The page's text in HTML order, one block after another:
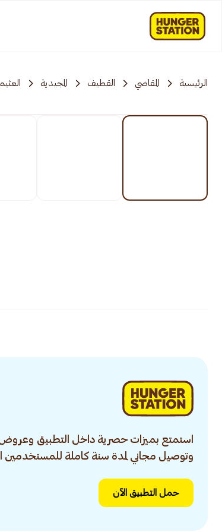
الرئيسية المقاضي القطيف المجيدية العثيم
استمتع بميزات حصرية داخل التطبيق
وتوصيل مجاني لمدة سنة كاملة للمستخدمين
حمل التطبيق الآن